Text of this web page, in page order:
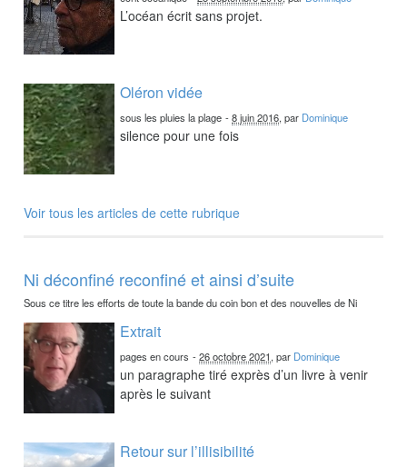
L’océan écrit sans projet.
Oléron vidée
sous les pluies la plage -8 juin 2016, par Dominique
silence pour une fois
Voir tous les articles de cette rubrique
Ni déconfiné reconfiné et ainsi d’suite
Sous ce titre les efforts de toute la bande du coin bon et des nouvelles de Ni
Extrait
pages en cours -26 octobre 2021, par Dominique
un paragraphe tiré exprès d’un livre à venir
après le suivant
Retour sur l’illisibilité